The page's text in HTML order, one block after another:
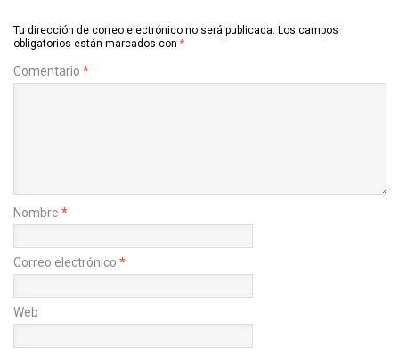
Tu dirección de correo electrónico no será publicada. Los campos
obligatorios están marcados con *
Comentario *
Nombre *
Correo electrónico *
Web